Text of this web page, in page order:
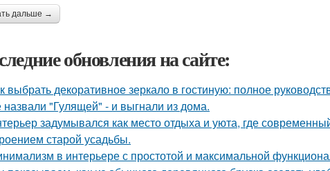
дальше →
обновления на сайте:
выбрать декоративное зеркало в гостиную: полное
назвали "Гулящей" - и выгнали из дома.
задумывался как место отдыха и уюта, где
старой усадьбы.
в интерьере с простотой и максимальной